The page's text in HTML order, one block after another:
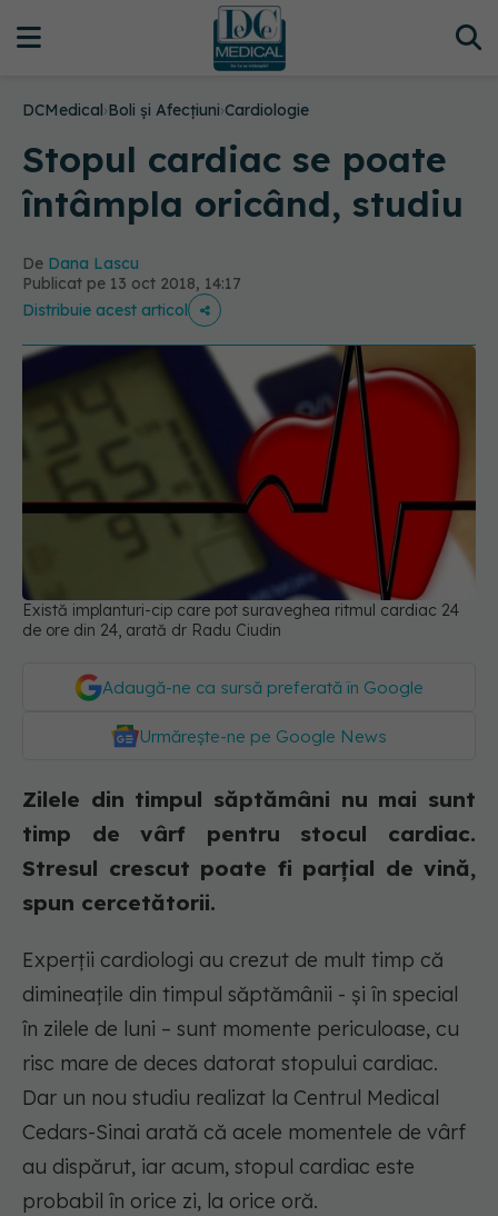
DCMedical›Boli și Afecțiuni›Cardiologie
Stopul cardiac se poate
întâmpla oricând, studiu
De Dana Lascu
Publicat pe 13 oct 2018, 14:17
Distribuie acest articol
Există implanturi-cip care pot suraveghea ritmul cardiac 24
de ore din 24, arată dr Radu Ciudin
Adaugă-ne ca sursă preferată în Google
Urmărește-ne pe Google News
Zilele din timpul săptămâni nu mai sunt
timp de vârf pentru stocul cardiac.
Stresul crescut poate fi parțial de vină,
spun cercetătorii.
Experții cardiologi au crezut de mult timp că
dimineațile din timpul săptămânii - și în special
în zilele de luni – sunt momente periculoase, cu
risc mare de deces datorat stopului cardiac.
Dar un nou studiu realizat la Centrul Medical
Cedars-Sinai arată că acele momentele de vârf
au dispărut, iar acum, stopul cardiac este
probabil în orice zi, la orice oră.